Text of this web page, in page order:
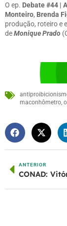
O ep. Debate #44 |
Monteiro, Brenda
produção, roteiro e
deMonique Prado
maconhômetro
ANTERIOR